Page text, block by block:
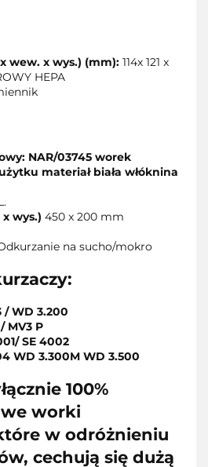
wew. x wys.) (mm): 114x 121 x
HEPA
NAR/03745 worek
materiał biała włóknina
wys.) 450 x 200 mm
na sucho/mokro
/ WD 3.200
MV3 P
SE 4002
WD 3.300M WD 3.500
100%
worki
w odróżnieniu
cechują się dużą